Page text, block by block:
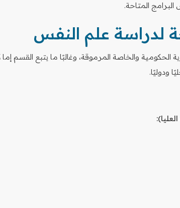
المتاحة.
لدراسة علم النفس
والخاصة المرموقة، وغالبًا ما يتبع القسم إما
ودوليًا.